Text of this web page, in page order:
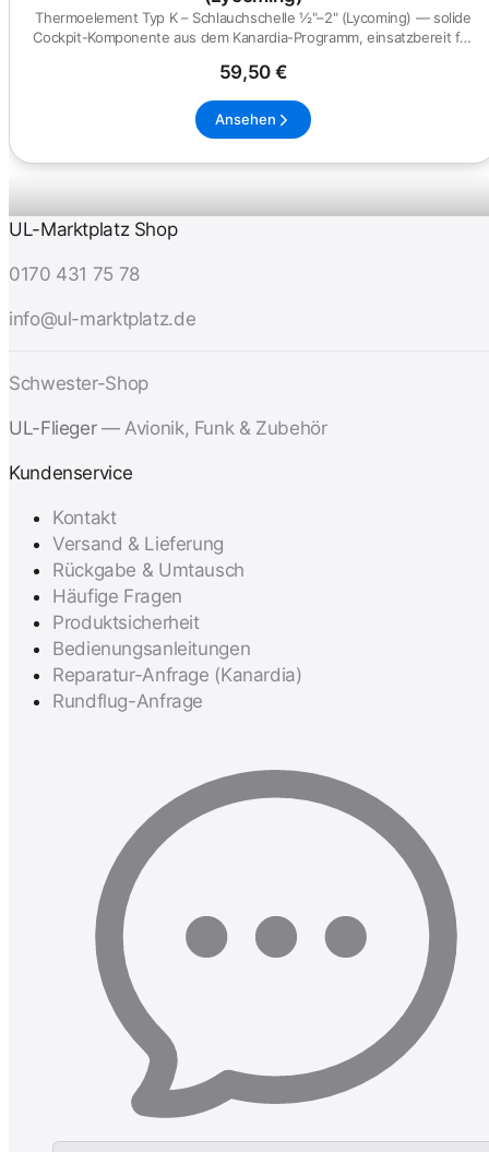
Thermoelement Typ K – Schlauchschelle ½"–2" (Lycoming) — solide
Cockpit-Komponente aus dem Kanardia-Programm, einsatzbereit für
59,50 €
Ansehen
UL-Marktplatz Shop
0170 431 75 78
info@ul-marktplatz.de
Schwester-Shop
UL-Flieger — Avionik, Funk & Zubehör
Kundenservice
Kontakt
Versand & Lieferung
Rückgabe & Umtausch
Häufige Fragen
Produktsicherheit
Bedienungsanleitungen
Reparatur-Anfrage (Kanardia)
Rundflug-Anfrage